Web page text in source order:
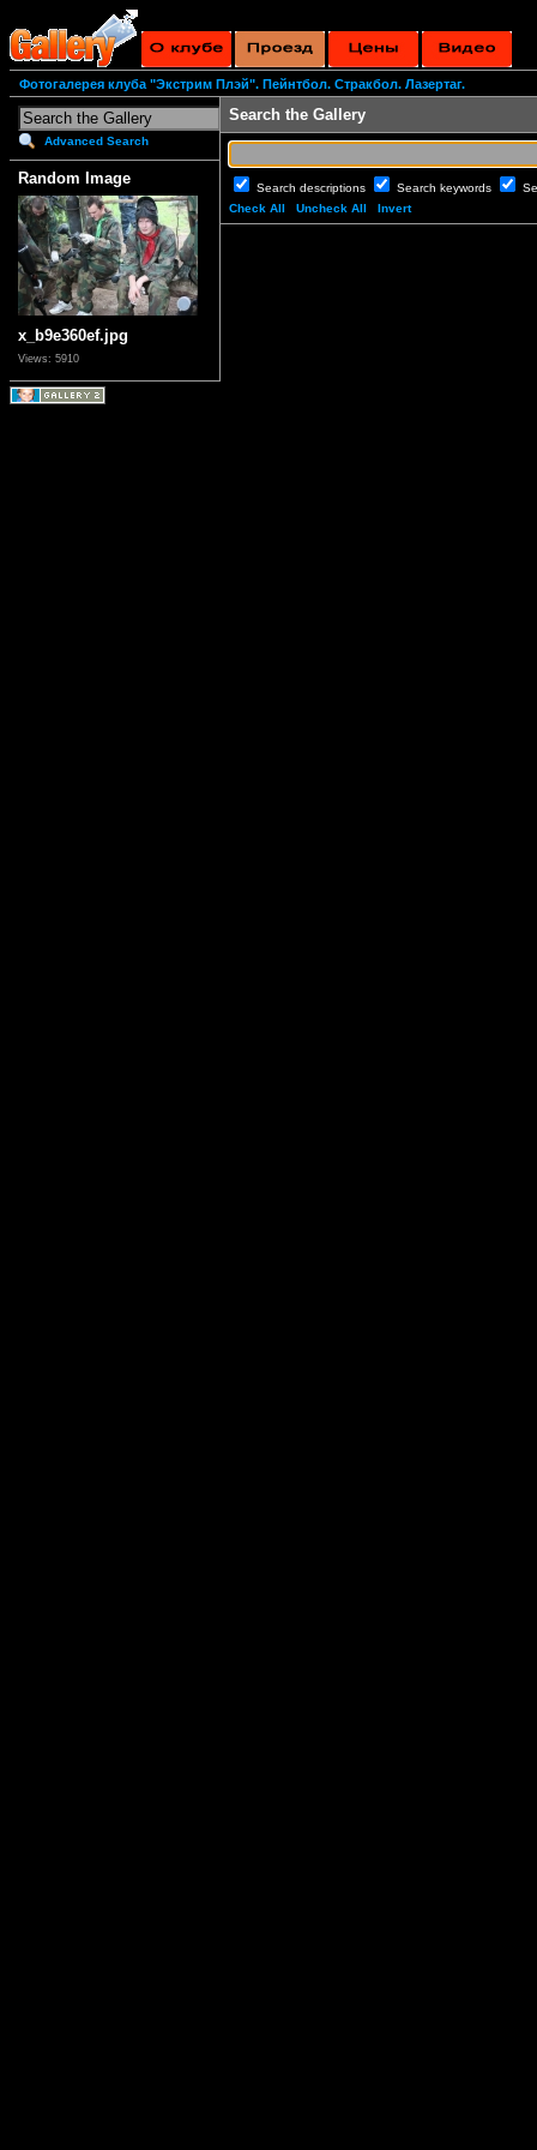
Фотогалерея клуба "Экстрим Плэй". Пейнтбол. Стракбол. Лазертаг.
Advanced Search
Random Image
x_b9e360ef.jpg
Views: 5910
Search the Gallery
Search descriptions Search keywords
Check All
Uncheck All Invert